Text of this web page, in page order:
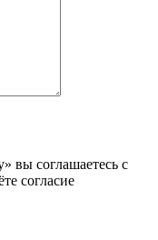
вы соглашаетесь с
согласие